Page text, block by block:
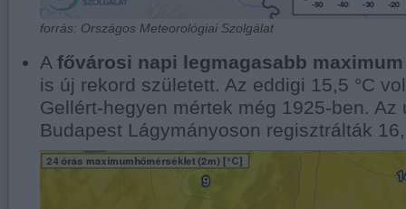
forrás: Országos Meteorológiai Szolgálat
A fővárosi napi legmagasabb
is új rekord született. Az eddigi 15,5 °C
Gellért-hegyen mértek még 1925-ben. Az
Budapest Lágymányoson regisztrálták